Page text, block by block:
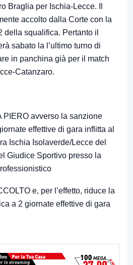
Braglia per Ischia-Lecce. Il
accolto dalla Corte con la
della squalifica. Pertanto il
sabato la l’ultimo turno di
in panchina già per il match
Catanzaro.
PIERO avverso la sanzione
effettive di gara inflitta al
Ischia Isolaverde/Lecce del
Giudice Sportivo presso la
e, per l’effetto, riduce la
a 2 giornate effettive di gara